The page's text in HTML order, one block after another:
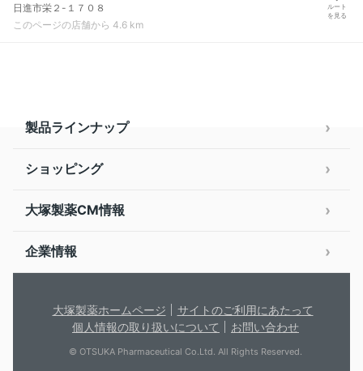
日進市栄２-１７０８
このページの店舗から 4.6 km
ルート
を見る
製品ラインナップ
ショッピング
大塚製薬CM情報
企業情報
大塚製薬ホームページ
サイトのご利用にあたって
個人情報の取り扱いについて
お問い合わせ
© OTSUKA Pharmaceutical Co.Ltd. All Rights Reserved.